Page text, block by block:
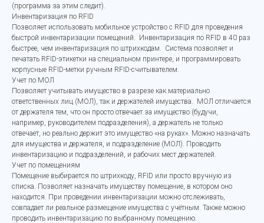
(программа за этим следит).
Инвентаризация по RFID
Позволяет использовать мобильное устройство с RFID для проведения
быстрой инвентаризации помещений. Инвентаризация по RFID в 40 раз
быстрее, чем инвентаризация по штрихкодам. Система позволяет и
печатать RFID-этикетки на специальном принтере, и программировать
корпусные RFID-метки ручным RFID-считывателем.
Учет по МОЛ
Позволяет учитывать имущество в разрезе как материально
ответственных лиц (МОЛ), так и держателей имущества. МОЛ отличается
от держателя тем, что он просто отвечает за имущество (будучи,
например, руководителем подразделения), а держатель не только
отвечает, но реально держит это имущество «на руках». Можно назначать
для имущества и держателя, и подразделение (МОЛ). Проводить
инвентаризацию и подразделений, и рабочих мест держателей.
Учет по помещениям
Помещение выбирается по штрихкоду, RFID или просто вручную из
списка. Позволяет назначать имуществу помещение, в котором оно
находится. При проведении инвентаризации можно отслеживать,
совпадает ли реальное размещение имущества с учётным. Также можно
проводить инвентаризацию по выбранному помещению.